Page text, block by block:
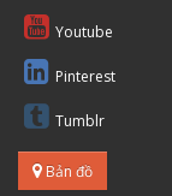
Youtube
Pinterest
Tumblr
Bản đồ